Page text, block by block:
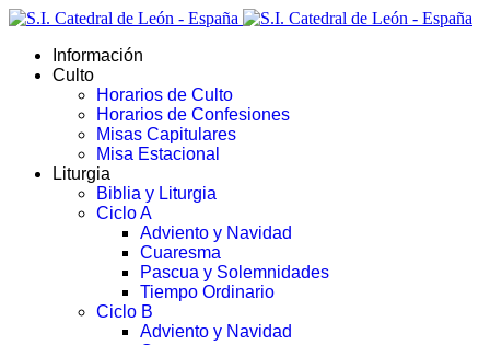
Información
Culto
Horarios de Culto
Horarios de Confesiones
Misas Capitulares
Misa Estacional
Liturgia
Biblia y Liturgia
Ciclo A
Adviento y Navidad
Cuaresma
Pascua y Solemnidades
Tiempo Ordinario
Ciclo B
Adviento y Navidad